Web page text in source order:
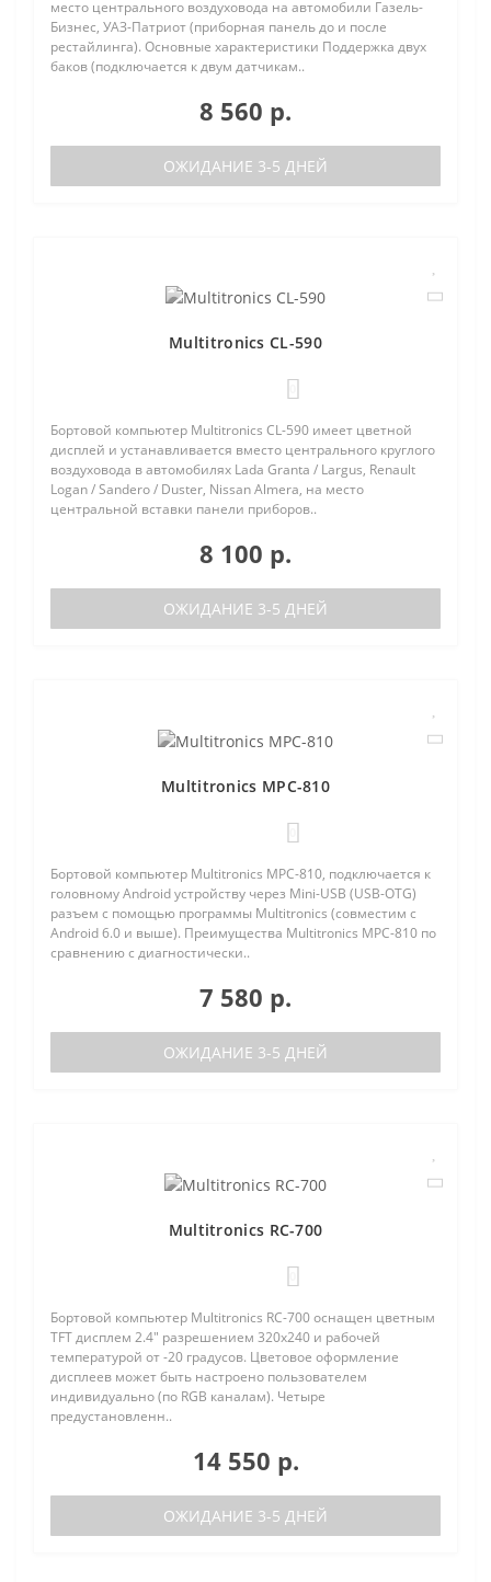
место центрального воздуховода на автомобили Газель-
Бизнес, УАЗ-Патриот (приборная панель до и после
рестайлинга). Основные характеристики Поддержка двух
баков (подключается к двум датчикам..
8 560 р.
ОЖИДАНИЕ 3-5 ДНЕЙ
Multitronics CL-590
Бортовой компьютер Multitronics CL-590 имеет цветной
дисплей и устанавливается вместо центрального круглого
воздуховода в автомобилях Lada Granta / Largus, Renault
Logan / Sandero / Duster, Nissan Almera, на место
центральной вставки панели приборов..
8 100 р.
ОЖИДАНИЕ 3-5 ДНЕЙ
Multitronics MPC-810
Бортовой компьютер Multitronics MPC-810, подключается к
головному Android устройству через Mini-USB (USB-OTG)
разъем с помощью программы Multitronics (совместим с
Android 6.0 и выше). Преимущества Multitronics MPC-810 по
сравнению с диагностически..
7 580 р.
ОЖИДАНИЕ 3-5 ДНЕЙ
Multitronics RC-700
Бортовой компьютер Multitronics RC-700 оснащен цветным
TFT дисплем 2.4" разрешением 320х240 и рабочей
температурой от -20 градусов. Цветовое оформление
дисплеев может быть настроено пользователем
индивидуально (по RGB каналам). Четыре
предустановленн..
14 550 р.
ОЖИДАНИЕ 3-5 ДНЕЙ